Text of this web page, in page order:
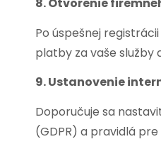
Po úspešnej
platby za vaše služby
9. Ustanovenie
Doporučuje sa
(GDPR) a pravidlá